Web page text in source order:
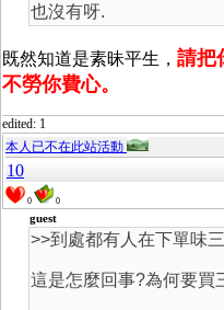
也沒有呀.
既然知道是素昧平生， 請把
不勞你費心。
edited: 1
本人已不在此站活動
10
0 0
guest
>>到處都有人在下單味
這是怎麼回事?為何要買